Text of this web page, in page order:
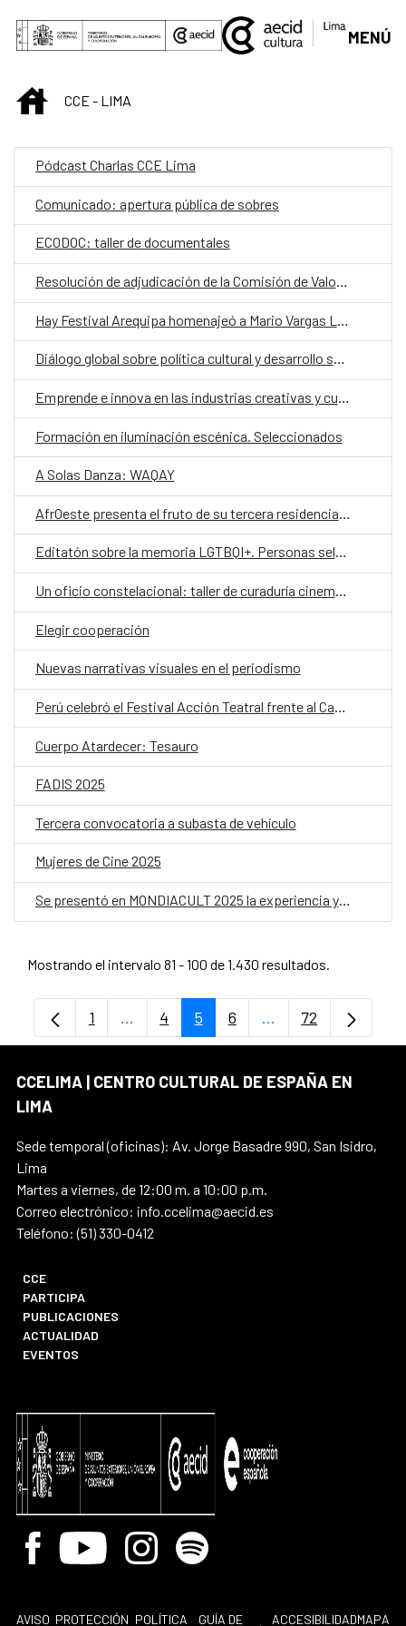
Saltar al contenido principal
MENÚ
INICIOCCE - LIMA
Pódcast Charlas CCE Lima
Comunicado: apertura pública de sobres
ECODOC: taller de documentales
Resolución de adjudicación de la Comisión de Valoración
Diálogo global sobre política cultural y desarrollo sostenible
Emprende e innova en las industrias creativas y culturales
Formación en iluminación escénica. Seleccionados
A Solas Danza: WAQAY
Editatón sobre la memoria LGTBQI+. Personas seleccionadas
Un oficio constelacional: taller de curaduría cinematográfica
Elegir cooperación
Nuevas narrativas visuales en el periodismo
Perú celebró el Festival Acción Teatral frente al Cambio Climático
Cuerpo Atardecer: Tesauro
FADIS 2025
Tercera convocatoria a subasta de vehículo
Mujeres de Cine 2025
Se presentó en MONDIACULT 2025 la experiencia y actualidad de la Estrategia C+D de la Cooperación Española
Mostrando el intervalo 81 - 100 de 1.430 resultados.
Página
1 ...Páginas intermedias Use TAB para
Página
4 Página
5 Página
6 ...PáginasPágina
72
CCELIMA | CENTRO CULTURAL DE ESPAÑA EN
LIMA
Sede temporal (oficinas): Av. Jorge Basadre 990, San Isidro,
Lima
Martes a viernes, de 12:00 m. a 10:00 p.m.
Correo electrónico: info.ccelima@aecid.es
Teléfono: (51) 330-0412
CCE
PARTICIPA
PUBLICACIONES
ACTUALIDAD
EVENTOS
Facebook
Youtube InstagramSpotify
AVISO PROTECCIÓN POLÍTICA
GUÍA DE
ACCESIBILIDADMAPA